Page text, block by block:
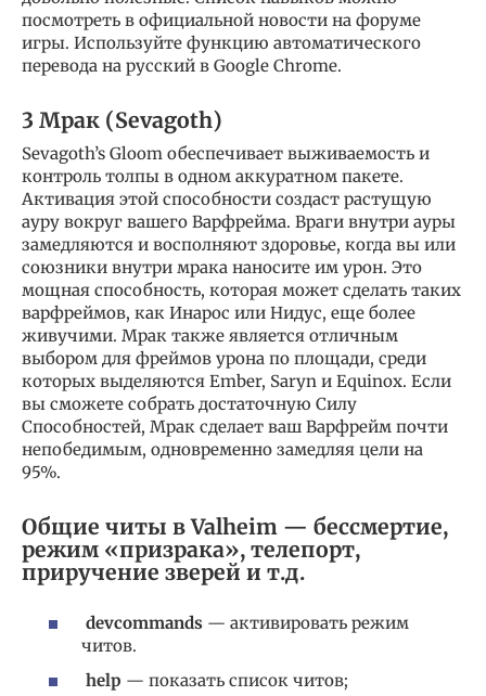
посмотреть в официальной новости на форуме
игры. Используйте функцию автоматического
перевода на русский в Google Chrome.
3 Мрак (Sevagoth)
Sevagoth’s Gloom обеспечивает выживаемость и
контроль толпы в одном аккуратном пакете.
Активация этой способности создаст растущую
ауру вокруг вашего Варфрейма. Враги внутри ауры
замедляются и восполняют здоровье, когда вы или
союзники внутри мрака наносите им урон. Это
мощная способность, которая может сделать таких
варфреймов, как Инарос или Нидус, еще более
живучими. Мрак также является отличным
выбором для фреймов урона по площади, среди
которых выделяются Ember, Saryn и Equinox. Если
вы сможете собрать достаточную Силу
Способностей, Мрак сделает ваш Варфрейм почти
непобедимым, одновременно замедляя цели на
95%.
Общие читы в Valheim — бессмертие,
режим «призрака», телепорт,
приручение зверей и т.д.
devcommands — активировать режим
читов.
help — показать список читов;